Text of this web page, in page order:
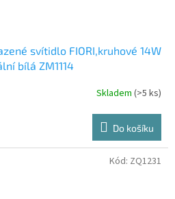
svítidlo FIORI,kruhové 14W
bílá ZM1114
Skladem (>5 ks)
Do košíku
Kód: ZQ1231